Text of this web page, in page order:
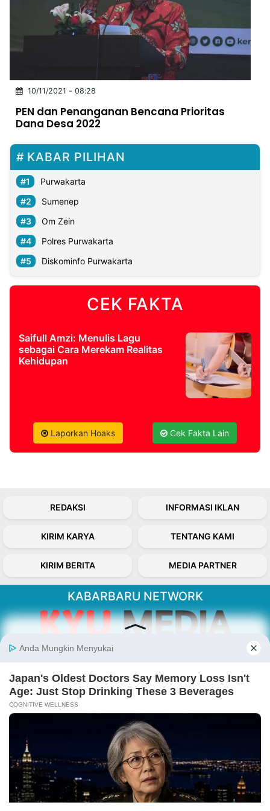
INDONESIA
Partner
Insight
NTB
Suara
Time
Lens
IDN
Daily
Jogja
Jalan
Rakyat
Idealita
News
Kita
Notice
Radar
Baru
Seedbacklink
Follow
Kabarbaru
10/11/2021 - 08:28
PEN dan Penanganan Bencana Prioritas
Dana Desa 2022
KABAR PILIHAN
Purwakarta
Sumenep
Om Zein
Polres Purwakarta
Diskominfo Purwakarta
CEK FAKTA
Saifull Amzi: Menulis Lagu
sebagai Cara Merekam Realitas
Kehidupan
Laporkan Hoaks Cek Fakta Lain
REDAKSI INFORMASI IKLAN
KIRIM KARYA TENTANG KAMI
KIRIM BERITA MEDIA PARTNER
KABARBARU NETWORK
Kabarbaru.co menyajikan berita aktual dan
inspiratif dari sudut pandang berbaik sangka
serta terverifikasi dari sumber yang tepat.
Follow Kabarbaru